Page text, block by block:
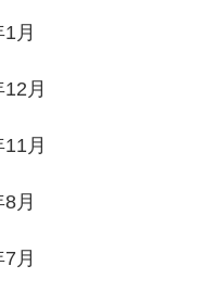
月
月
月
月
月